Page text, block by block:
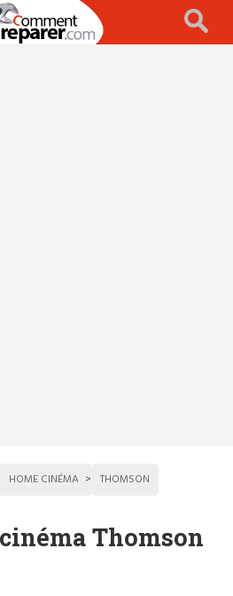
HOME CINÉMA THOMSON
Thomson